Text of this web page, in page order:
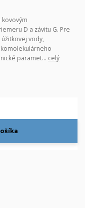
kovovým
D a závitu G. Pre
vody,
paramet... celý